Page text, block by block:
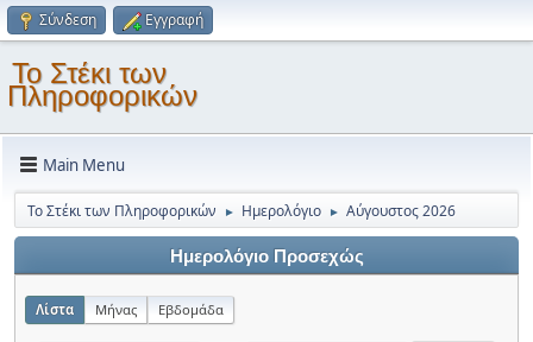
Σύνδεση Εγγραφή
Το Στέκι των
Πληροφορικών
Main Menu
Το Στέκι των Πληροφορικών ► Ημερολόγιο ► Αύγουστος 2026
Ημερολόγιο Προσεχώς
Λίστα Μήνας Εβδομάδα